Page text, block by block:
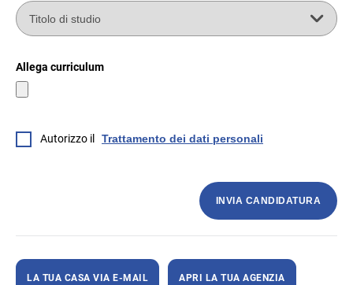
Allega curriculum
Autorizzo il Trattamento dei dati personali
INVIA CANDIDATURA
LA TUA CASA VIA E-MAIL APRI LA TUA AGENZIA